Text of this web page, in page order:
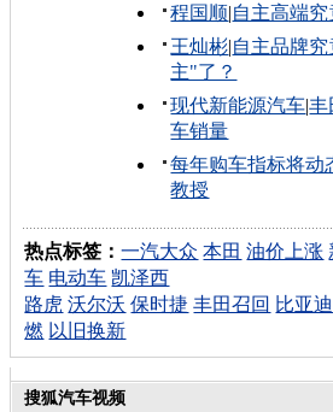
程国顺|自主高端究
王灿彬|自主品牌
主"了？
现代新能源汽车|丰
车销量
每年购车指标将动
教授
热点标签：一汽大众 本田 油价上涨
车 电动车 凯泽西
路虎 沃尔沃 保时捷 丰田召回 比亚迪
燃 以旧换新
搜狐汽车视频